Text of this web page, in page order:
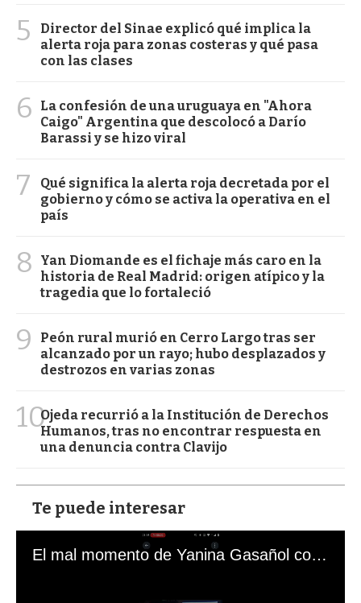
5
Director del Sinae explicó qué implica la
alerta roja para zonas costeras y qué pasa
con las clases
6
La confesión de una uruguaya en "Ahora
Caigo" Argentina que descolocó a Darío
Barassi y se hizo viral
7
Qué significa la alerta roja decretada por el
gobierno y cómo se activa la operativa en el
país
8
Yan Diomande es el fichaje más caro en la
historia de Real Madrid: origen atípico y la
tragedia que lo fortaleció
9
Peón rural murió en Cerro Largo tras ser
alcanzado por un rayo; hubo desplazados y
destrozos en varias zonas
10Ojeda recurrió a la Institución de Derechos
Humanos, tras no encontrar respuesta en
una denuncia contra Clavijo
Te puede interesar
El mal momento de Yanina Gasañol con un hincha argentino en "Subrayado"